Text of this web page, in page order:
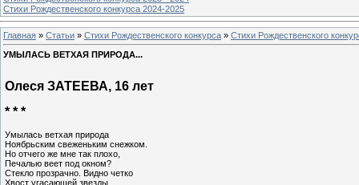
Стихи Рождественского конкурса 2024-2025
Главная » Статьи » Стихи Рождественского конкурса » Стихи Рождественского
УМЫЛАСЬ ВЕТХАЯ ПРИРОДА...
Олеся ЗАТЕЕВА, 16 лет
* * *
Умылась ветхая природа
Ноябрьским свеженьким снежком.
Но отчего же мне так плохо,
Печалью веет под окном?
Стекло прозрачно. Видно четко
Хвост угасающей звезды.